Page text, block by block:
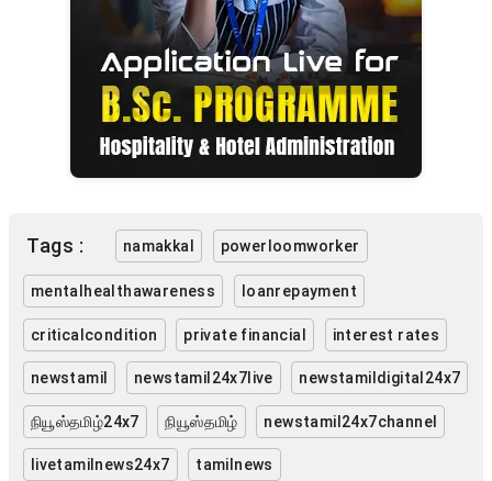
Tags : namakkal powerloomworker
mentalhealthawareness loanrepayment
criticalcondition private financial interest rates
newstamil newstamil24x7live newstamildigital24x7
நியூஸ்தமிழ்24x7 நியூஸ்தமிழ் newstamil24x7channel
livetamilnews24x7 tamilnews